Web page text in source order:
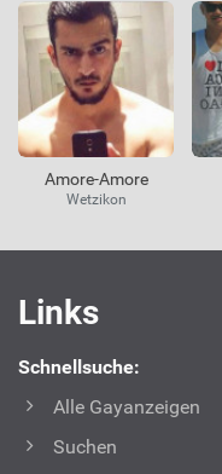
Amore-Amore
Wetzikon
Links
Links
Schnellsuche:
Alle Gayanzeigen
Suchen